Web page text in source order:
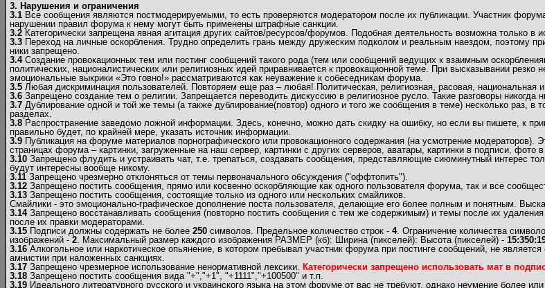
3. Нарушения и ограничения
3.1 Все сообщения являются постмодерируемыми, то есть проверяются модератором после их публикации. Участник
нарушении правил форума к нему могут быть применены штрафные санкции.
3.2 Категорически запрещена явная агитация других сайтов/ресурсов/форумов. Подобная деятельность возможна только
3.3 Переход на личные оскорбления. Трудно определить грань между дружеским подколом и реальным наездом, поэтому
ники запрещено.
3.4Создание провокационных тем или постинг сообщений такого рода (тем или сообщений ведущих к взаимным
политических, националистических или религиозных идей приравнивается к провокационной теме. При высказывании
эмоциональные выкрики «Это говно!» рассматриваются как неуважение к собеседникам форума.
3.5 Любая дискриминация пользователей. Повторяем еще раз – любая! Политическая, религиозная, расовая, национальная
3.6 Запрещено создание тем о религии. Запрещается переводить дискуссию в религиозное русло. Такие разговоры
3.7 Дублирование одной и той же темы (а также дублирование(повтор) одного и того же сообщения в теме) несколько раз,
разделах.
3.8 Распространение заведомо ложной информации. Здесь, конечно, можно дать скидку на ошибку, но если вы пишете, к
правильно будет, по крайней мере, указать источник информации.
3.9 Публикация на форуме материалов порнографического или провокационного содержания (на усмотрение
страницах форума – картинки, загруженные на наш сервер, картинки с других серверов, аватары, картинки в подписи, фото
3.10 Запрещено флудить и устраивать чат, т.е. трепаться, создавать сообщения, представляющие сиюминутный интерес
будут интересны вообще никому.
3.11 Запрещено чрезмерно отклоняться от темы первоначального обсуждения ("оффтопить").
3.12 Запрещено постить сообщения, прямо или косвенно оскорбляющие как одного пользователя форума, так и все
3.13 Запрещено постить сообщения, состоящие только из одного или нескольких смайликов.
Смайлики - это эмоционально-графическое дополнение поста пользователя, делающие его более полным и понятным.
3.14Запрещено восстанавливать сообщения (повторно постить сообщения с тем же содержимым) и темы после их
после их правки модераторами.
3.15 Подписи должны содержать не более 250 символов. Предельное количество строк - 4. Ограничение количества
изображений - 2. Максимальный размер каждого изображения РАЗМЕР (кб): Ширина (пикселей): Высота (пикселей) -
3.16 Алкогольное или наркотическое опьянение, в котором пребывал участник форума при постинге сообщений, не
амнистии при наложенных санкциях.
3.17 Запрещено чрезмерное использование ненормативной лексики. Категорически запрещено использовать мат в
3.18 Запрещено постить сообщения вида "+","+1", "+1111","+100500" и т.п.
3.19 Идеального литературного русского и украинского языка на этом форуме от вас не требуют, однако неумение более